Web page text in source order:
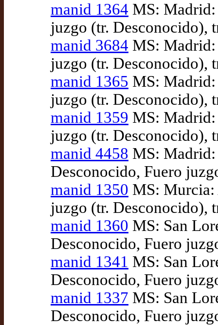
manid 1364 MS: Madrid:
juzgo (tr. Desconocido),
manid 3684 MS: Madrid:
juzgo (tr. Desconocido),
manid 1365 MS: Madrid:
juzgo (tr. Desconocido),
manid 1359 MS: Madrid:
juzgo (tr. Desconocido),
manid 4458 MS:
Desconocido, Fuero
manid 1350 MS: Murcia:
juzgo (tr. Desconocido),
manid 1360 MS: San
Desconocido, Fuero
manid 1341 MS: San
Desconocido, Fuero
manid 1337 MS: San
Desconocido, Fuero